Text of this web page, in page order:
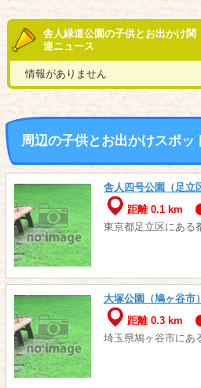
舎人緑道公園の子供とお出かけ関
連ニュース
情報がありません
周辺の子供とお出かけスポッ
舎人四号公園（足立
距離 0.1 km
東京都足立区にある
大塚公園（鳩ヶ谷市）
距離 0.3 km
埼玉県鳩ヶ谷市にあ